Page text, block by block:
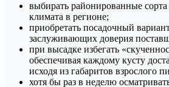
выбирать районированные
климата в регионе;
приобретать посадочный
заслуживающих доверия
при высадке избегать
обеспечивая каждому кусту
исходя из габаритов взрослого
хотя бы раз в неделю